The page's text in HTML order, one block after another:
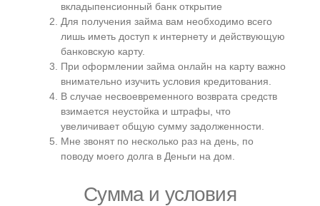
вкладыпенсионный банк открытие
Для получения займа вам необходимо всего
лишь иметь доступ к интернету и действующую
банковскую карту.
При оформлении займа онлайн на карту важно
внимательно изучить условия кредитования.
В случае несвоевременного возврата средств
взимается неустойка и штрафы, что
увеличивает общую сумму задолженности.
Мне звонят по несколько раз на день, по
поводу моего долга в Деньги на дом.
Сумма и условия